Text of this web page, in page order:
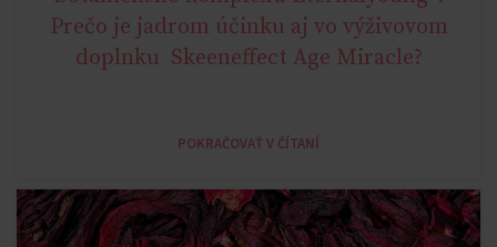
Prečo je jadrom účinku aj vo výživovom
doplnku Skeeneffect Age Miracle?
POKRAČOVAŤ V ČÍTANÍ